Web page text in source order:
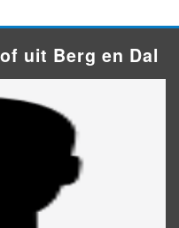
uit Berg en Dal